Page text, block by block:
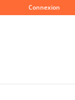
Connexion